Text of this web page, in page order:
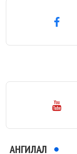
АНГИЛАЛ